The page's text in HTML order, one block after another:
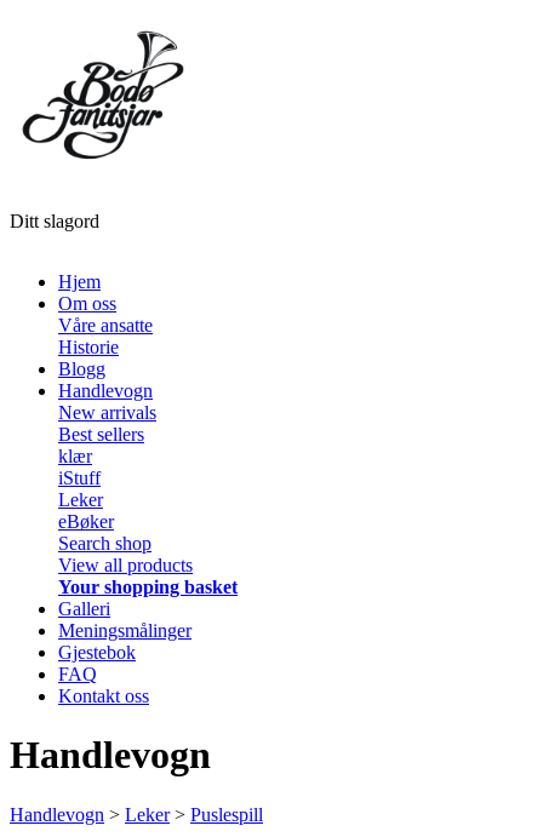
Ditt slagord
Hjem
Om oss
Våre ansatte
Historie
Blogg
Handlevogn
New arrivals
Best sellers
klær
iStuff
Leker
eBøker
Search shop
View all products
Your shopping basket
Galleri
Meningsmålinger
Gjestebok
FAQ
Kontakt oss
Handlevogn
Handlevogn > Leker> Puslespill